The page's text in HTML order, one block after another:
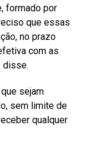
formado por
que essas
no prazo
com as
disse.
sejam
sem limite de
qualquer